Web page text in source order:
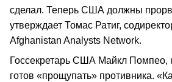
сделал. Теперь США должны
утверждает Томас Ратиг,
Afghanistan Analysts Network.
Госсекретарь США Майкл Помпео,
готов «прощупать» противника.